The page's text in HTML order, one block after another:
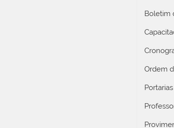
Boletim
Ordem
Portarias